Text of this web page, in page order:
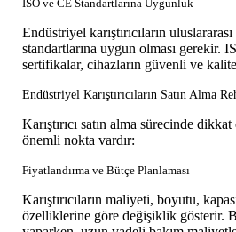
ISO ve CE Standartlarına Uygunluk
Endüstriyel karıştırıcıların
standartlarına uygun olması gerekir.
sertifikalar, cihazların güvenli ve
Endüstriyel Karıştırıcıların Satın Alma
Karıştırıcı satın alma sürecinde
önemli nokta vardır:
Fiyatlandırma ve Bütçe Planlaması
Karıştırıcıların maliyeti, boyutu,
özelliklerine göre değişiklik gösterir.